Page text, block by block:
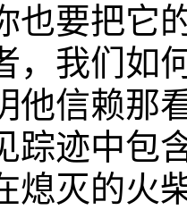
也要把它
，我们如
他信赖那
踪迹中包
熄灭的火